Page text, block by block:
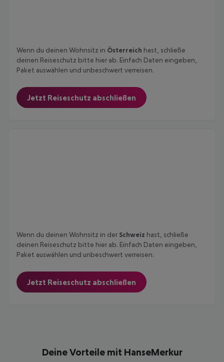
Wenn du deinen Wohnsitz in Österreich hast, schließe
deinen Reiseschutz bitte hier ab. Einfach Daten eingeben,
Paket auswählen und unbeschwert verreisen.
Jetzt Reiseschutz abschließen
Wenn du deinen Wohnsitz in der Schweiz hast, schließe
deinen Reiseschutz bitte hier ab. Einfach Daten eingeben,
Paket auswählen und unbeschwert verreisen.
Jetzt Reiseschutz abschließen
Deine Vorteile mit HanseMerkur